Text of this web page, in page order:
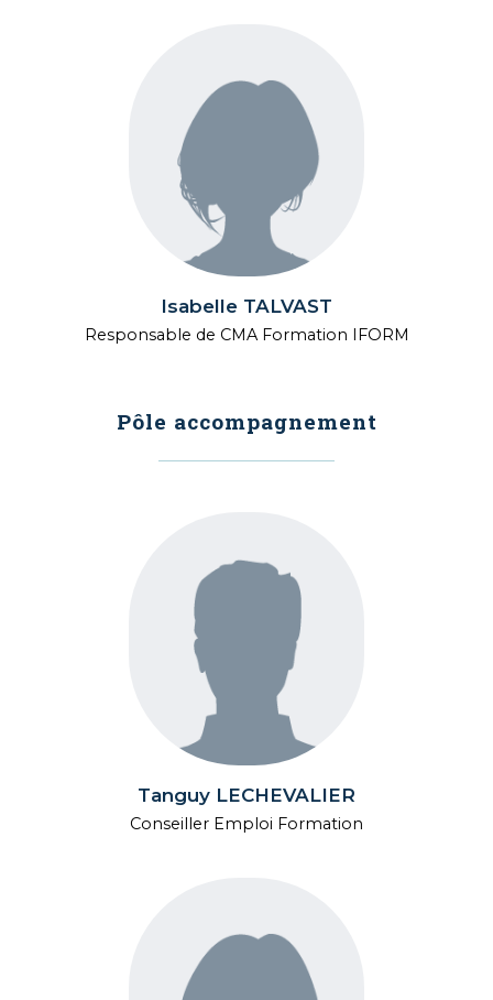
Isabelle TALVAST
Responsable de CMA Formation IFORM
Pôle accompagnement
Tanguy LECHEVALIER
Conseiller Emploi Formation